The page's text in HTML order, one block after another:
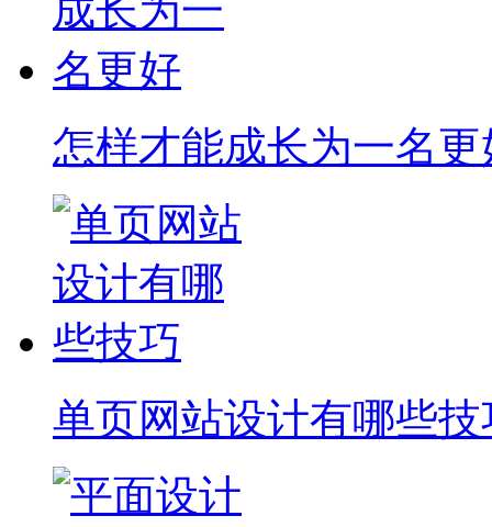
怎样才能成长为一名更
单页网站设计有哪些技